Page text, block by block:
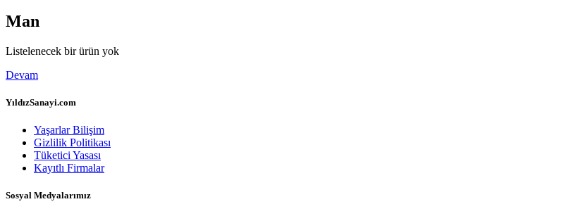
Man
Listelenecek bir ürün yok
Devam
YıldızSanayi.com
Yaşarlar Bilişim
Gizlilik Politikası
Tüketici Yasası
Kayıtlı Firmalar
Sosyal Medyalarımız